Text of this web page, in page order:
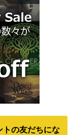
の友だちにな